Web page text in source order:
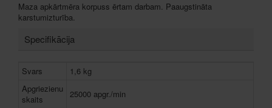
Maza apkārtmēra korpuss ērtam darbam. Paaugstināta
karstumizturība.
Specifikācija
Svars
1,6 kg
Apgriezienu
skaits
25000 apgr./min